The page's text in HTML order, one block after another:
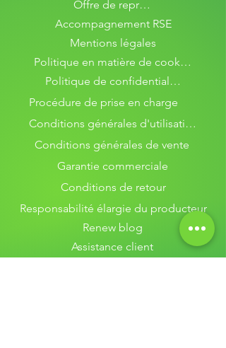
d'achat en ligne eco-responsable
satisfaisante. Notre politique d'échange et
de remboursement est un élément clé de
Offre de reprise
Accompagnement RSE
Mentions légales
Politique en matière de cookies
Politique de confidentialité
Procédure de prise en charge
Conditions générales d'utilisation
Conditions générales de vente
Garantie commerciale
Conditions de retour
Responsabilité élargie du producteur
Renew blog
Assistance client